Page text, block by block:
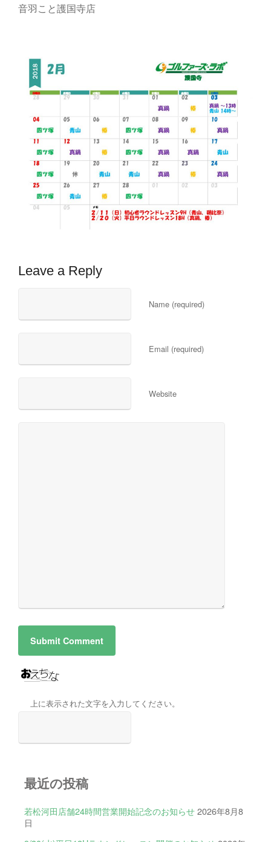
音羽こと護国寺店
Leave a Reply
Name (required)
Email (required)
Website
上に表示された文字を入力してください。
最近の投稿
若松河田店舗24時間営業開始記念のお知らせ 2026年8月8
日